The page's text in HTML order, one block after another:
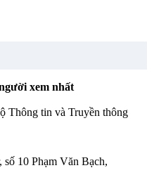
xem nhất
Thông tin và Truyền thông
10 Phạm Văn Bạch,